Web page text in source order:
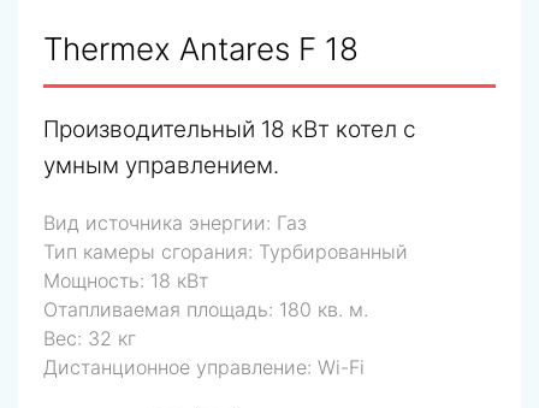
Thermex Antares F 18
Производительный 18 кВт котел с
умным управлением.
Вид источника энергии: Газ
Тип камеры сгорания: Турбированный
Мощность: 18 кВт
Отапливаемая площадь: 180 кв. м.
Вес: 32 кг
Дистанционное управление: Wi-Fi